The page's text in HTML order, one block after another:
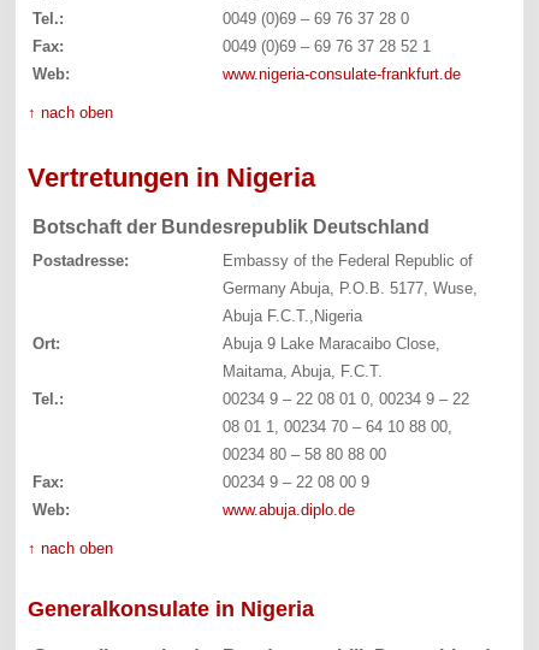
Tel.:
0049 (0)69 – 69 76 37 28 0
Fax:
0049 (0)69 – 69 76 37 28 52 1
Web:
www.nigeria-consulate-frankfurt.de
↑ nach oben
Vertretungen in Nigeria
Botschaft der Bundesrepublik Deutschland
Postadresse:
Embassy of the Federal Republic of
Germany Abuja, P.O.B. 5177, Wuse,
Abuja F.C.T.,Nigeria
Ort:
Abuja 9 Lake Maracaibo Close,
Maitama, Abuja, F.C.T.
Tel.:
00234 9 – 22 08 01 0, 00234 9 – 22
08 01 1, 00234 70 – 64 10 88 00,
00234 80 – 58 80 88 00
Fax:
00234 9 – 22 08 00 9
Web:
www.abuja.diplo.de
↑ nach oben
Generalkonsulate in Nigeria